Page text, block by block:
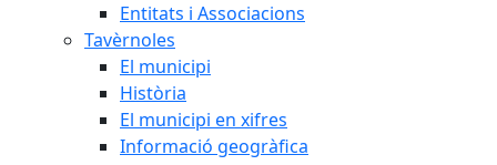
Entitats i Associacions
Tavèrnoles
El municipi
Història
El municipi en xifres
Informació geogràfica